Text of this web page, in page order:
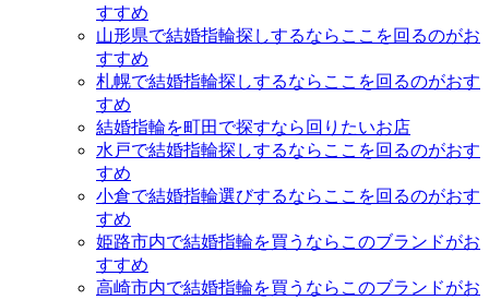
すすめ
山形県で結婚指輪探しするならここを回るのがお
すすめ
札幌で結婚指輪探しするならここを回るのがおす
すめ
結婚指輪を町田で探すなら回りたいお店
水戸で結婚指輪探しするならここを回るのがおす
すめ
小倉で結婚指輪選びするならここを回るのがおす
すめ
姫路市内で結婚指輪を買うならこのブランドがお
すすめ
高崎市内で結婚指輪を買うならこのブランドがお